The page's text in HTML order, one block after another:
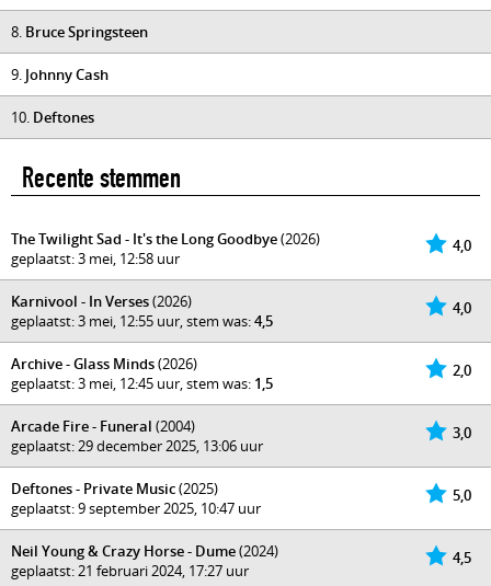
8. Bruce Springsteen
9. Johnny Cash
10. Deftones
Recente stemmen
4,0
The Twilight Sad - It's the Long Goodbye(2026)
geplaatst: 3 mei, 12:58 uur
4,0
Karnivool - In Verses(2026)
geplaatst: 3 mei, 12:55 uur, stem was:4,5
2,0
Archive - Glass Minds(2026)
geplaatst: 3 mei, 12:45 uur, stem was: 1,5
3,0
Arcade Fire - Funeral (2004)
geplaatst: 29 december 2025, 13:06 uur
5,0
Deftones - Private Music(2025)
geplaatst: 9 september 2025, 10:47 uur
4,5
Neil Young & Crazy Horse - Dume(2024)
geplaatst: 21 februari 2024, 17:27 uur